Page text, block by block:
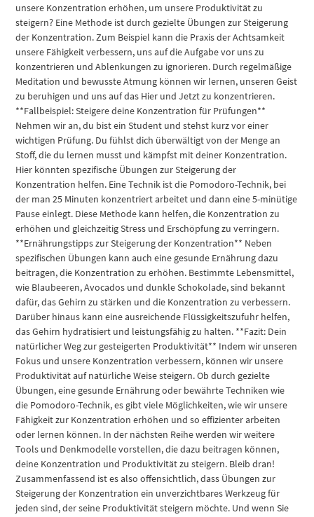
unsere Konzentration erhöhen, um unsere Produktivität zu
steigern? Eine Methode ist durch gezielte Übungen zur Steigerung
der Konzentration. Zum Beispiel kann die Praxis der Achtsamkeit
unsere Fähigkeit verbessern, uns auf die Aufgabe vor uns zu
konzentrieren und Ablenkungen zu ignorieren. Durch regelmäßige
Meditation und bewusste Atmung können wir lernen, unseren Geist
zu beruhigen und uns auf das Hier und Jetzt zu konzentrieren.
**Fallbeispiel: Steigere deine Konzentration für Prüfungen**
Nehmen wir an, du bist ein Student und stehst kurz vor einer
wichtigen Prüfung. Du fühlst dich überwältigt von der Menge an
Stoff, die du lernen musst und kämpfst mit deiner Konzentration.
Hier könnten spezifische Übungen zur Steigerung der
Konzentration helfen. Eine Technik ist die Pomodoro-Technik, bei
der man 25 Minuten konzentriert arbeitet und dann eine 5-minütige
Pause einlegt. Diese Methode kann helfen, die Konzentration zu
erhöhen und gleichzeitig Stress und Erschöpfung zu verringern.
**Ernährungstipps zur Steigerung der Konzentration** Neben
spezifischen Übungen kann auch eine gesunde Ernährung dazu
beitragen, die Konzentration zu erhöhen. Bestimmte Lebensmittel,
wie Blaubeeren, Avocados und dunkle Schokolade, sind bekannt
dafür, das Gehirn zu stärken und die Konzentration zu verbessern.
Darüber hinaus kann eine ausreichende Flüssigkeitszufuhr helfen,
das Gehirn hydratisiert und leistungsfähig zu halten. **Fazit: Dein
natürlicher Weg zur gesteigerten Produktivität** Indem wir unseren
Fokus und unsere Konzentration verbessern, können wir unsere
Produktivität auf natürliche Weise steigern. Ob durch gezielte
Übungen, eine gesunde Ernährung oder bewährte Techniken wie
die Pomodoro-Technik, es gibt viele Möglichkeiten, wie wir unsere
Fähigkeit zur Konzentration erhöhen und so effizienter arbeiten
oder lernen können. In der nächsten Reihe werden wir weitere
Tools und Denkmodelle vorstellen, die dazu beitragen können,
deine Konzentration und Produktivität zu steigern. Bleib dran!
Zusammenfassend ist es also offensichtlich, dass Übungen zur
Steigerung der Konzentration ein unverzichtbares Werkzeug für
jeden sind, der seine Produktivität steigern möchte. Und wenn Sie